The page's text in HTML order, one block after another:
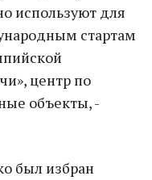
используют для
стартам
центр по
объекты, -
был избран